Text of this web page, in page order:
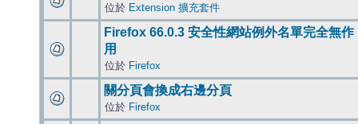
位於 Extension 擴充套件
Firefox 66.0.3 安全性網站例外名單完全無作
用
位於 Firefox
關分頁會換成右邊分頁
位於 Firefox